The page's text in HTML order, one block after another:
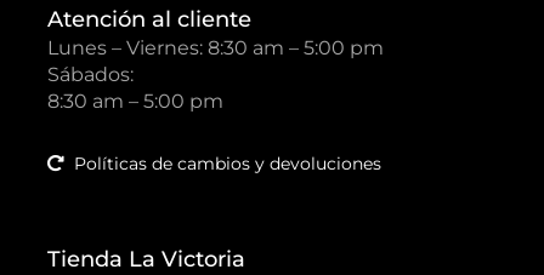
Atención al cliente
Lunes – Viernes: 8:30 am – 5:00 pm
Sábados:
8:30 am – 5:00 pm
Políticas de cambios y devoluciones
Tienda La Victoria